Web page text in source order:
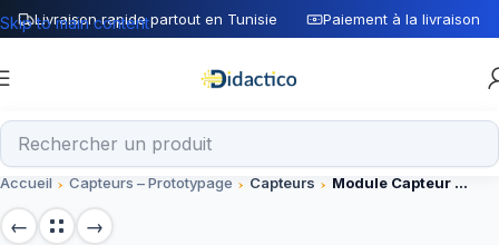
Livraison rapide partout en Tunisie Paiement à la livraison
Skip to main content
Accueil Capteurs – Prototypage Capteurs Module Capteur optique à fourche KY-010